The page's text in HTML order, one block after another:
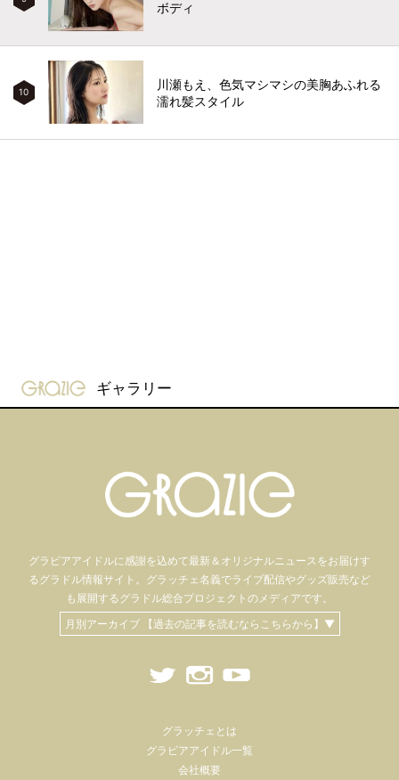
ボディ
10
川瀬もえ、色気マシマシの美胸あふれる
濡れ髪スタイル
gravure-grazie
ギャラリー
グラビアアイドルに感謝を込めて最新＆オリジナルニュースをお届けす
るグラドル情報サイト。 グラッチェ名義でライブ配信やグッズ販売など
も 展開するグラドル総合プロジェクトのメディアです。
月別アーカイブ 【過去の記事を読むならこちらから】▼
グラッチェとは
グラビアアイドル一覧
会社概要